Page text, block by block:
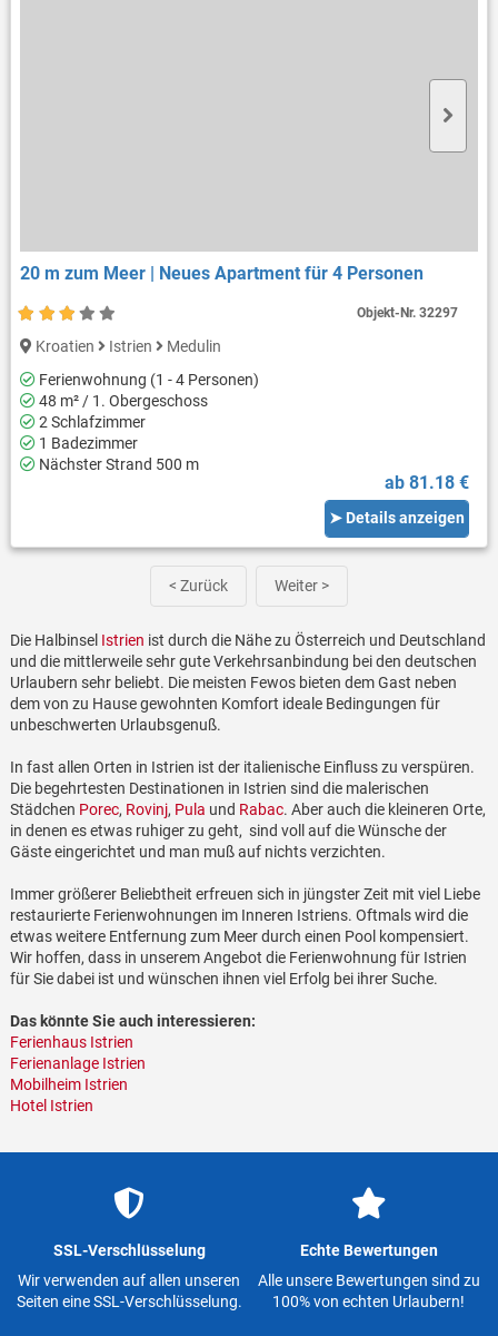
20 m zum Meer | Neues Apartment für 4 Personen
Kroatien Istrien
Medulin
Ferienwohnung (1 - 4 Personen)
48 m² / 1. Obergeschoss
2 Schlafzimmer
1 Badezimmer
Nächster Strand 500 m
ab 81.18 €
➤ Details anzeigen
Objekt-Nr.32297
< Zurück Weiter >
Die Halbinsel Istrien ist durch die Nähe zu Österreich und Deutschland
und die mittlerweile sehr gute Verkehrsanbindung bei den deutschen
Urlaubern sehr beliebt. Die meisten Fewos bieten dem Gast neben
dem von zu Hause gewohnten Komfort ideale Bedingungen für
unbeschwerten Urlaubsgenuß.
In fast allen Orten in Istrien ist der italienische Einfluss zu verspüren.
Die begehrtesten Destinationen in Istrien sind die malerischen
Städchen Porec, Rovinj, Pula und Rabac. Aber auch die kleineren Orte,
in denen es etwas ruhiger zu geht, sind voll auf die Wünsche der
Gäste eingerichtet und man muß auf nichts verzichten.
Immer größerer Beliebtheit erfreuen sich in jüngster Zeit mit viel Liebe
restaurierte Ferienwohnungen im Inneren Istriens. Oftmals wird die
etwas weitere Entfernung zum Meer durch einen Pool kompensiert.
Wir hoffen, dass in unserem Angebot die Ferienwohnung für Istrien
für Sie dabei ist und wünschen ihnen viel Erfolg bei ihrer Suche.
Das könnte Sie auch interessieren:
Ferienhaus Istrien
Ferienanlage Istrien
Mobilheim Istrien
Hotel Istrien
SSL-Verschlüsselung
Wir verwenden auf allen unseren
Seiten eine SSL-Verschlüsselung.
Echte Bewertungen
Alle unsere Bewertungen sind zu
100% von echten Urlaubern!